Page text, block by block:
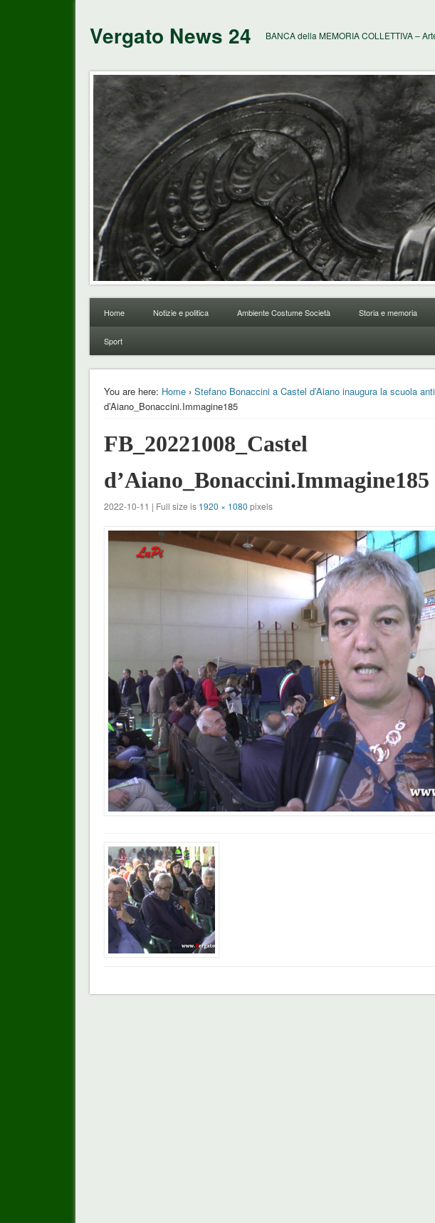
Vergato News 24 BANCA della MEMORIA COLLETTIVA –
Home Notizie e politica Ambiente Costume Società Storia e memoria
Sport
You are here: Home› Stefano Bonaccini a Castel d’Aiano inaugura la scuola
d’Aiano_Bonaccini.Immagine185
FB_20221008_Castel
d’Aiano_Bonaccini.Immagine185
2022-10-11 | Full size is 1920 × 1080 pixels